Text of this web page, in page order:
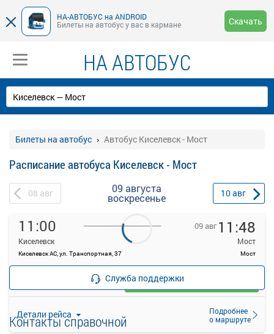
НА-АВТОБУС на ANDROID
Билеты на автобус у вас в кармане
Скачать
НА АВТОБУС
Билеты на автобус Автобус Киселевск - Мост
Расписание автобуса Киселевск - Мост
08 авг 09 августа
воскресенье 10авг
11:00
Киселевск
Киселевск АС, ул. Транспортная, 37
09 авг 11:48
Мост
Мост
Детали рейса
Подробнее
о маршруте
—
Загрузить цену
Служба поддержки
Контакты справочной